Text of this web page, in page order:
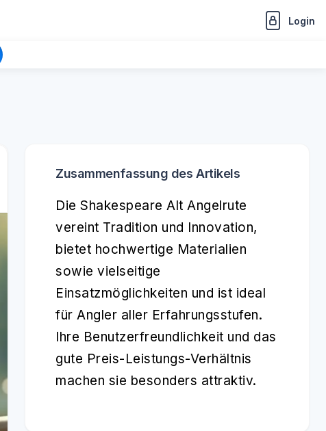
Login
Zusammenfassung des Artikels
Die Shakespeare Alt Angelrute
vereint Tradition und Innovation,
bietet hochwertige Materialien
sowie vielseitige
Einsatzmöglichkeiten und ist ideal
für Angler aller Erfahrungsstufen.
Ihre Benutzerfreundlichkeit und das
gute Preis-Leistungs-Verhältnis
machen sie besonders attraktiv.